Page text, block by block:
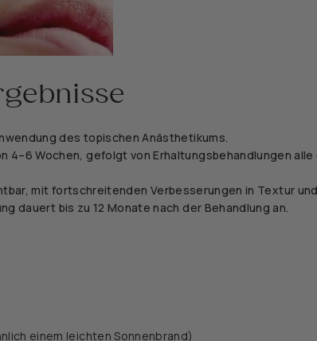
des topischen Anästhetikums.
4–6 Wochen, gefolgt von Erhaltungsbehandlungen alle
mit fortschreitenden Verbesserungen in Textur
dauert bis zu 12 Monate nach der Behandlung an.
einem leichten Sonnenbrand)